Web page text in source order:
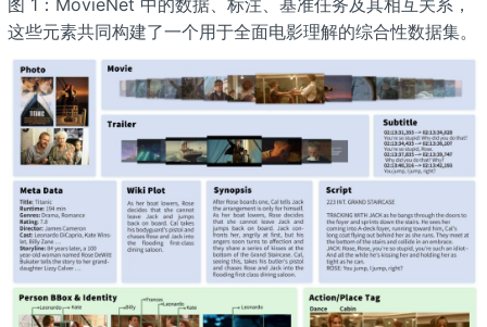
图 1：MovieNet 中的数据、标注、基准任务及其相互关系，
这些元素共同构建了一个用于全面电影理解的综合性数据集。